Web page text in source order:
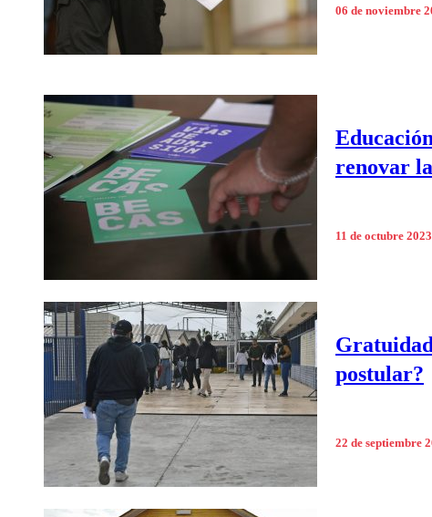
06 de noviembre
renovar
11 de octubre 2023
postular?
22 de septiembre